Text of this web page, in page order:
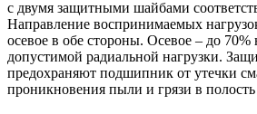
с двумя защитными шайбами
Направление воспринимаемых
осевое в обе стороны. Осевое – до 70%
допустимой радиальной нагрузки.
предохраняют подшипник от утечки
проникновения пыли и грязи в